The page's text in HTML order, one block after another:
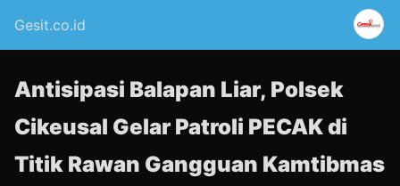
Gesit.co.id
Antisipasi Balapan Liar, Polsek
Cikeusal Gelar Patroli PECAK di
Titik Rawan Gangguan Kamtibmas